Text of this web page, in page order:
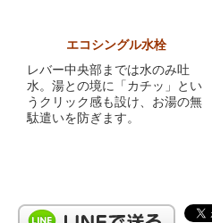
エコシングル水栓
レバー中央部までは水のみ吐
水。湯との境に「カチッ」とい
うクリック感も設け、お湯の無
駄遣いを防ぎます。